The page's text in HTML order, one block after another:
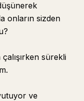
onların sizden
sürekli
ve